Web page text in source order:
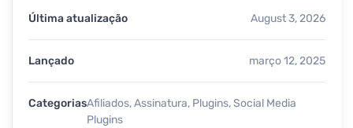
Última atualização August 3, 2026
Lançado março 12, 2025
CategoriasAfiliados,Assinatura, Plugins,Social Media
Plugins